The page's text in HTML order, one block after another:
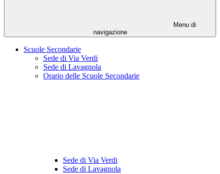
Menu di
navigazione
Scuole Secondarie
Sede di Via Verdi
Sede di Lavagnola
Orario delle Scuole Secondarie
Sede di Via Verdi
Sede di Lavagnola